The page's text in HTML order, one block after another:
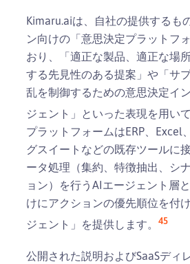
Kimaru.aiは、自社の提供するも
ン向けの「意思決定プラットフ
おり、「適正な製品、適正な場
する先見性のある提案」や「サ
乱を制御するための意思決定イ
ジェント」といった表現を用いて
プラットフォームはERP、Excel
グスイートなどの既存ツールに
ータ処理（集約、特徴抽出、シ
ョン）を行うAIエージェント層
けにアクションの優先順位を付
ジェント」を提供します。 45
公開された説明およびSaaSディ